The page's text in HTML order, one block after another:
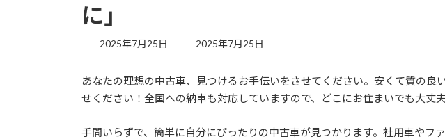
に」
2025年7月25日
最
新
日
2025年7月25日
あなたの理想の中古車、見つけるお手伝いをさせてください。安くて質の良
せください！全国への納車も対応していますので、どこにお住まいでも大丈夫
手間いらずで、簡単に自分にぴったりの中古車が見つかります。社用車やフ